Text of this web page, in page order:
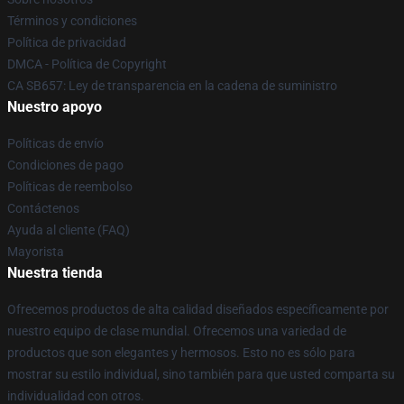
Términos y condiciones
Política de privacidad
DMCA - Política de Copyright
CA SB657: Ley de transparencia en la cadena de suministro
Nuestro apoyo
Políticas de envío
Condiciones de pago
Políticas de reembolso
Contáctenos
Ayuda al cliente (FAQ)
Mayorista
Nuestra tienda
Ofrecemos productos de alta calidad diseñados específicamente por
nuestro equipo de clase mundial. Ofrecemos una variedad de
productos que son elegantes y hermosos. Esto no es sólo para
mostrar su estilo individual, sino también para que usted comparta su
individualidad con otros.